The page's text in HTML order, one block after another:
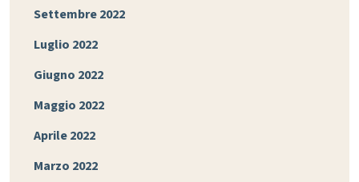
Settembre 2022
Luglio 2022
Giugno 2022
Maggio 2022
Aprile 2022
Marzo 2022